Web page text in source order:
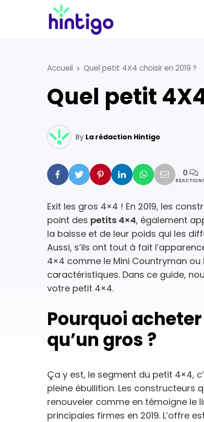
Accueil Quel petit 4X4 choisir en 2019 ?
Quel petit
By La rédaction Hintigo
Facebook
Twitter PinterestLinkedinWhatsapp
Mail0
Exit les gros 4×4 ! En 2019, les
point des petits 4×4, également
la baisse et de leur poids qui les
Aussi, s’ils ont tout à fait
4×4 comme le Mini Countryman
caractéristiques. Dans ce guide,
votre petit 4×4.
Pourquoi
qu’un gros ?
Ça y est, le segment du petit 4×4,
pleine ébullition. Les constructeurs
renouveler comme en témoigne le
principales firmes en 2019. L’offre